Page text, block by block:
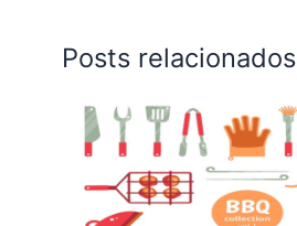
Posts relacionados